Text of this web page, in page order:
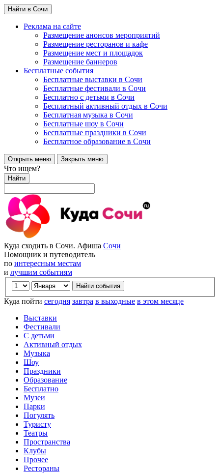
Найти в Сочи
Реклама на сайте
Размещение анонсов мероприятий
Размещение ресторанов и кафе
Размещение мест и площадок
Размещение баннеров
Бесплатные события
Бесплатные выставки в Сочи
Бесплатные фестивали в Сочи
Бесплатно с детьми в Сочи
Бесплатный активный отдых в Сочи
Бесплатная музыка в Сочи
Бесплатные шоу в Сочи
Бесплатные праздники в Сочи
Бесплатное образование в Сочи
Открыть меню Закрыть меню
Что ищем?
Найти
Куда сходить в Сочи. Афиша Сочи
Помощник и путеводитель
по интересным местам
и лучшим событиям
Куда пойти сегодня завтра в выходные в этом месяце
Выставки
Фестивали
С детьми
Активный отдых
Музыка
Шоу
Праздники
Образование
Бесплатно
Музеи
Парки
Погулять
Туристу
Театры
Пространства
Клубы
Прочее
Рестораны